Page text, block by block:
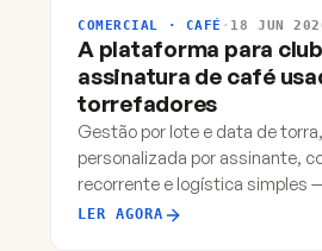
COMERCIAL · CAFÉ · 18 JUN
A plataforma para
assinatura de café
torrefadores
Gestão por lote e data de
personalizada por assinante,
recorrente e logística simples
(Slow Down) e os sub-nichos de
LER AGORA